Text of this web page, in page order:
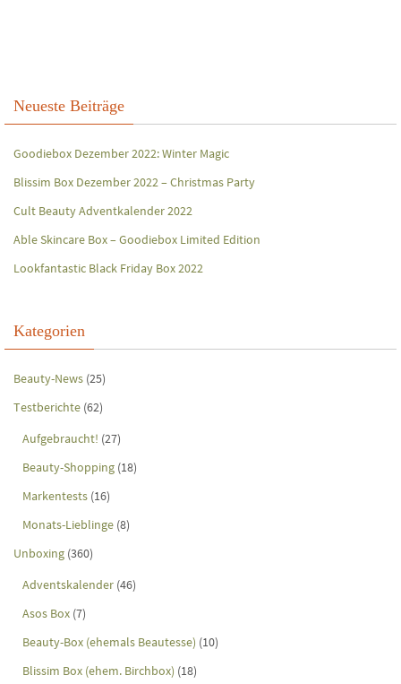
Neueste Beiträge
Goodiebox Dezember 2022: Winter Magic
Blissim Box Dezember 2022 – Christmas Party
Cult Beauty Adventkalender 2022
Able Skincare Box – Goodiebox Limited Edition
Lookfantastic Black Friday Box 2022
Kategorien
Beauty-News (25)
Testberichte (62)
Aufgebraucht! (27)
Beauty-Shopping (18)
Markentests (16)
Monats-Lieblinge (8)
Unboxing (360)
Adventskalender (46)
Asos Box (7)
Beauty-Box (ehemals Beautesse) (10)
Blissim Box (ehem. Birchbox) (18)